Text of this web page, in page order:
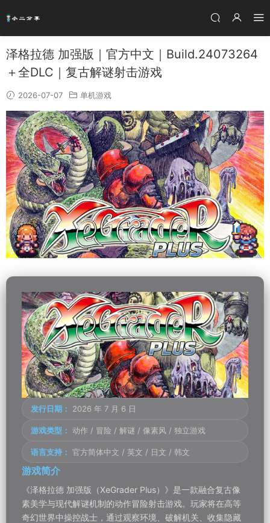
泽格拉德 加强版｜官方中文｜Build.24073264
＋全DLC｜复古解谜射击游戏
2026-07-07 单机游戏
发行日期： 2026 年 7 月 6 日
游戏类型： 动作 / 冒险 / 解谜 / 像素风 / 独立游戏
语言支持： 官方简体中文 / 英文 / 日文 / 韩文
游戏简介
《泽格拉德 加强版（XeGrader Plus）》是一款融合复古像
素美学与现代解谜机制的动作冒险射击游戏。玩家将在高等
奇幻世界中操控战士，通过观察环境、破解机关、收集隐藏